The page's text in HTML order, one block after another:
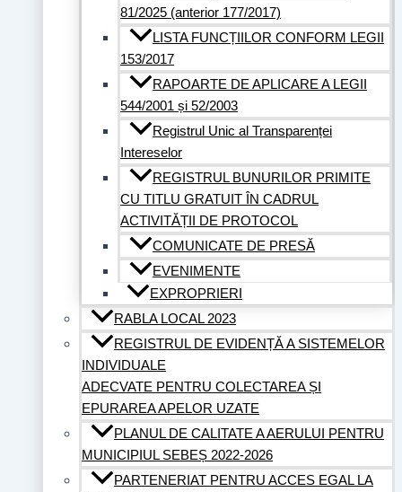
81/2025 (anterior 177/2017)
LISTA FUNCȚIILOR CONFORM LEGII
153/2017
RAPOARTE DE APLICARE A LEGII
544/2001 și 52/2003
Registrul Unic al Transparenței
Intereselor
REGISTRUL BUNURILOR PRIMITE
CU TITLU GRATUIT ÎN CADRUL
ACTIVITĂȚII DE PROTOCOL
COMUNICATE DE PRESĂ
EVENIMENTE
EXPROPRIERI
RABLA LOCAL 2023
REGISTRUL DE EVIDENȚĂ A SISTEMELOR
INDIVIDUALE
ADECVATE PENTRU COLECTAREA ȘI
EPURAREA APELOR UZATE
PLANUL DE CALITATE A AERULUI PENTRU
MUNICIPIUL SEBEȘ 2022-2026
PARTENERIAT PENTRU ACCES EGAL LA